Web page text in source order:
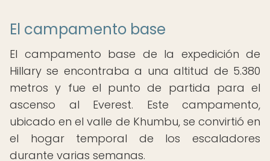
El campamento base
El campamento base de la expedición de
Hillary se encontraba a una altitud de 5.380
metros y fue el punto de partida para el
ascenso al Everest. Este campamento,
ubicado en el valle de Khumbu, se convirtió en
el hogar temporal de los escaladores
durante varias semanas.